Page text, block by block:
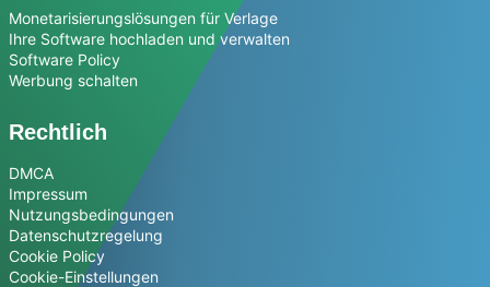
Monetarisierungslösungen für Verlage
Ihre Software hochladen und verwalten
Software Policy
Werbung schalten
Rechtlich
DMCA
Impressum
Nutzungsbedingungen
Datenschutzregelung
Cookie Policy
Cookie-Einstellungen